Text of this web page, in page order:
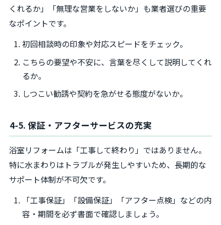
くれるか」「無理な営業をしないか」も業者選びの重要
なポイントです。
初回相談時の印象や対応スピードをチェック。
こちらの要望や不安に、言葉を尽くして説明してくれ
るか。
しつこい勧誘や契約を急がせる態度がないか。
4-5. 保証・アフターサービスの充実
浴室リフォームは「工事して終わり」ではありません。
特に水まわりはトラブルが発生しやすいため、長期的な
サポート体制が不可欠です。
「工事保証」「設備保証」「アフター点検」などの内
容・期間を必ず書面で確認しましょう。